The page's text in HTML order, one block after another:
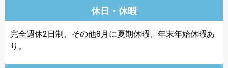
休日・休暇
完全週休2日制、その他8月に夏期休暇、年末年始休暇あ
り。